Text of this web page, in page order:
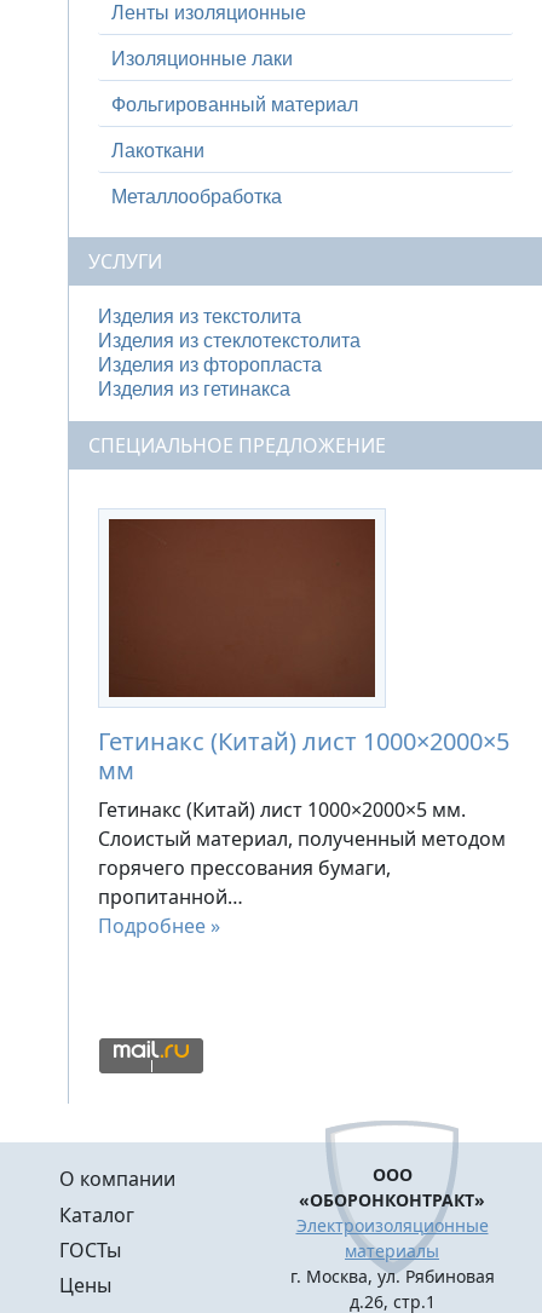
Ленты изоляционные
Изоляционные лаки
Фольгированный материал
Лакоткани
Металлообработка
УСЛУГИ
Изделия из текстолита
Изделия из стеклотекстолита
Изделия из фторопласта
Изделия из гетинакса
СПЕЦИАЛЬНОЕ ПРЕДЛОЖЕНИЕ
Гетинакс (Китай) лист 1000×2000×5
мм
Гетинакс (Китай) лист 1000×2000×5 мм.
Слоистый материал, полученный методом
горячего прессования бумаги,
пропитанной…
Подробнее »
Меню в подвале
О компании
Каталог
ГОСТы
Цены
ООО
«ОБОРОНКОНТРАКТ»
Электроизоляционные
материалы
г. Москва, ул. Рябиновая
д.26, стр.1